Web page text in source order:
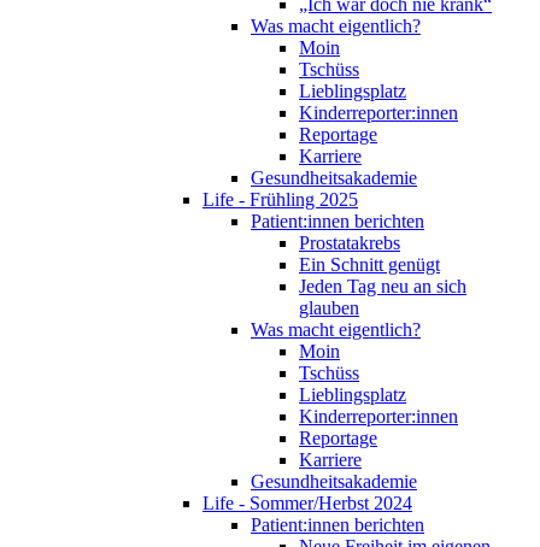
„Ich war doch nie krank“
Was macht eigentlich?
Moin
Tschüss
Lieblingsplatz
Kinderreporter:innen
Reportage
Karriere
Gesundheitsakademie
Life - Frühling 2025
Patient:innen berichten
Prostatakrebs
Ein Schnitt genügt
Jeden Tag neu an sich
glauben
Was macht eigentlich?
Moin
Tschüss
Lieblingsplatz
Kinderreporter:innen
Reportage
Karriere
Gesundheitsakademie
Life - Sommer/Herbst 2024
Patient:innen berichten